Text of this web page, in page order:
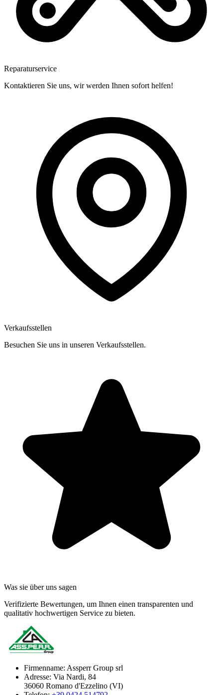
Reparaturservice
Kontaktieren Sie uns, wir werden Ihnen sofort helfen!
Verkaufsstellen
Besuchen Sie uns in unseren Verkaufsstellen.
Was sie über uns sagen
Verifizierte Bewertungen, um Ihnen einen transparenten und
qualitativ hochwertigen Service zu bieten.
Firmenname: Assperr Group srl
Adresse: Via Nardi, 84
36060 Romano d'Ezzelino (VI)